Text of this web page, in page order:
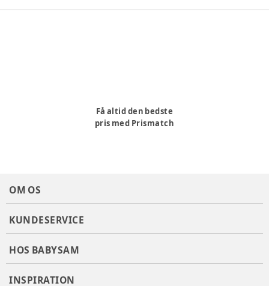
Størrelsesguide:
334610
Få altid den bedste
pris med Prismatch
OM OS
KUNDESERVICE
HOS BABYSAM
INSPIRATION